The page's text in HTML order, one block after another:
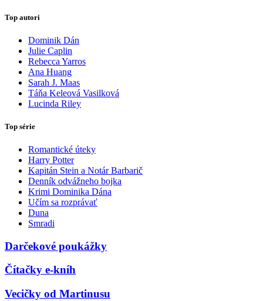
Top autori
Dominik Dán
Julie Caplin
Rebecca Yarros
Ana Huang
Sarah J. Maas
Táňa Keleová Vasilková
Lucinda Riley
Top série
Romantické úteky
Harry Potter
Kapitán Stein a Notár Barbarič
Denník odvážneho bojka
Krimi Dominika Dána
Učím sa rozprávať
Duna
Smradi
Darčekové poukážky
Čítačky e-kníh
Vecičky od Martinusu